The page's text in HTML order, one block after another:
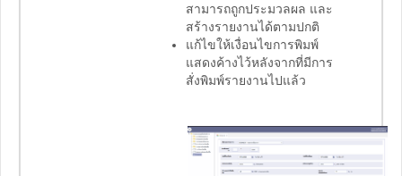
สามารถถูกประมวลผล และ
สร้างรายงานได้ตามปกติ
แก้ไขให้เงื่อนไขการพิมพ์
แสดงค้างไว้หลังจากที่มีการ
สั่งพิมพ์รายงานไปแล้ว